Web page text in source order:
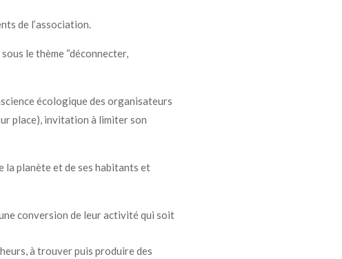
de l’association.
le thème “déconnecter,
écologique des organisateurs
place), invitation à limiter son
la planète et de ses habitants et
conversion de leur activité qui soit
à trouver puis produire des